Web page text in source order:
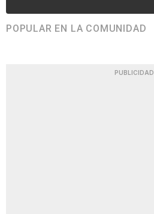
POPULAR EN LA COMUNIDAD
PUBLICIDAD